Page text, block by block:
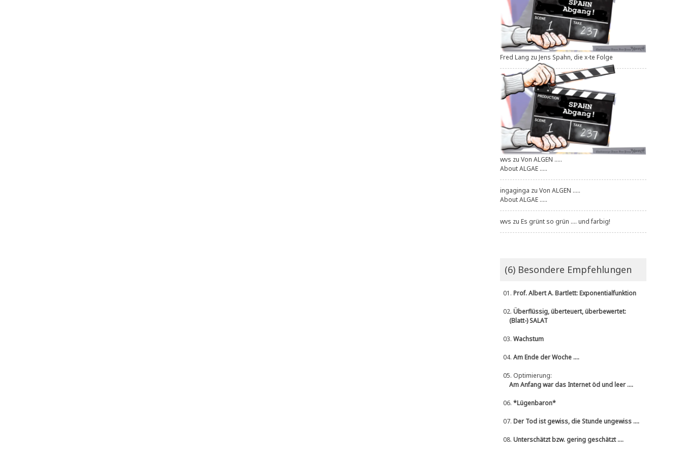
Fred Lang zu Jens Spahn, die x-te Folge
wvs zu Von ALGEN .....
About ALGAE .....
ingaginga zu Von ALGEN .....
About ALGAE .....
wvs zu Es grünt so grün .... und farbig!
(6) Besondere Empfehlungen
01. Prof. Albert A. Bartlett: Exponentialfunktion
02. Überflüssig, überteuert, überbewertet:
(Blatt-) SALAT
03. Wachstum
04. Am Ende der Woche ....
05. Optimierung:
Am Anfang war das Internet öd und leer ....
06. *Lügenbaron*
07. Der Tod ist gewiss, die Stunde ungewiss ....
08. Unterschätzt bzw. gering geschätzt ....